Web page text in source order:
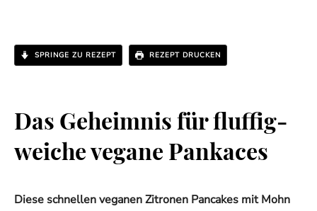
SPRINGE ZU REZEPT REZEPT DRUCKEN
Das Geheimnis für fluffig-
weiche vegane Pankaces
Diese schnellen veganen Zitronen Pancakes mit Mohn